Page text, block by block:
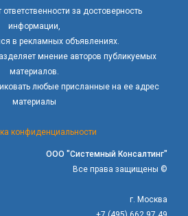
за достоверность
информации,
в рекламных объявлениях.
мнение авторов публикуемых
материалов.
любые присланные на ее адрес
материалы
конфиденциальности
ООО "Системный Консалтинг"
Все права защищены ©
г. Москва